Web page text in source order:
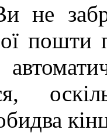
не
пошти